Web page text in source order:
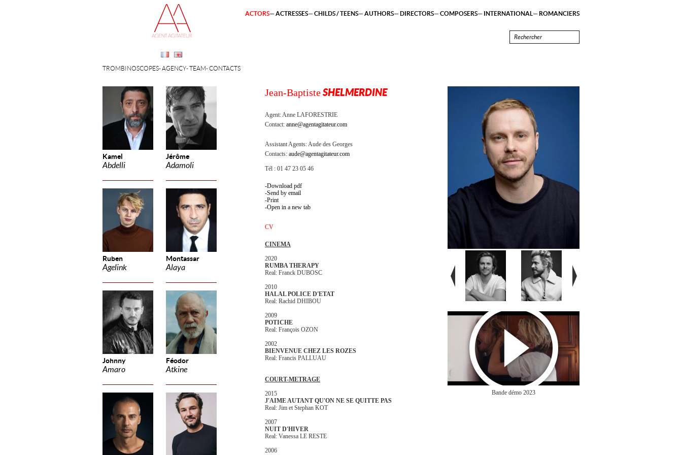
Kamel
Abdelli
Jérôme
Adamoli
Ruben
Agelink
Montassar
Alaya
Johnny
Amaro
Féodor
Atkine
TROMBINOSCOPES AGENCY TEAM CONTACTS
ACTORS ACTRESSES CHILDS / TEENS AUTHORS DIRECTORS COMPOSERS INTERNATIONAL ROMANCIERS
Jean-BaptisteSHELMERDINE
Agent:Anne LAFORESTRIE
Contact: anne@agentagitateur.com
Assistant Agents:Aude des Georges
Contacts: aude@agentagitateur.com
Tél : 01 47 23 05 46
Download pdf
Send by email
Print
Open in a new tab
CV
CINEMA
2020
RUMBA THERAPY
Real: Franck DUBOSC
2010
HALAL POLICE D'ETAT
Real: Rachid DHIBOU
2009
POTICHE
Real: François OZON
2002
BIENVENUE CHEZ LES ROZES
Real: Francis PALLUAU
COURT-METRAGE
2015
J'AIME AUTANT QU'ON NE SE QUITTE PAS
Real: Jim et Stephan KOT
2007
NUIT D'HIVER
Real: Vanessa LE RESTE
2006
Bande démo 2023